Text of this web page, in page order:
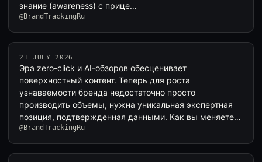
знание (awareness) с прице…
@BrandTrackingRu
21 JULY 2026
Эра zero-click и AI-обзоров обесценивает
поверхностный контент. Теперь для роста
узнаваемости бренда недостаточно просто
производить объемы, нужна уникальная экспертная
позиция, подтвержденная данными. Как вы меняете
стр…
@BrandTrackingRu